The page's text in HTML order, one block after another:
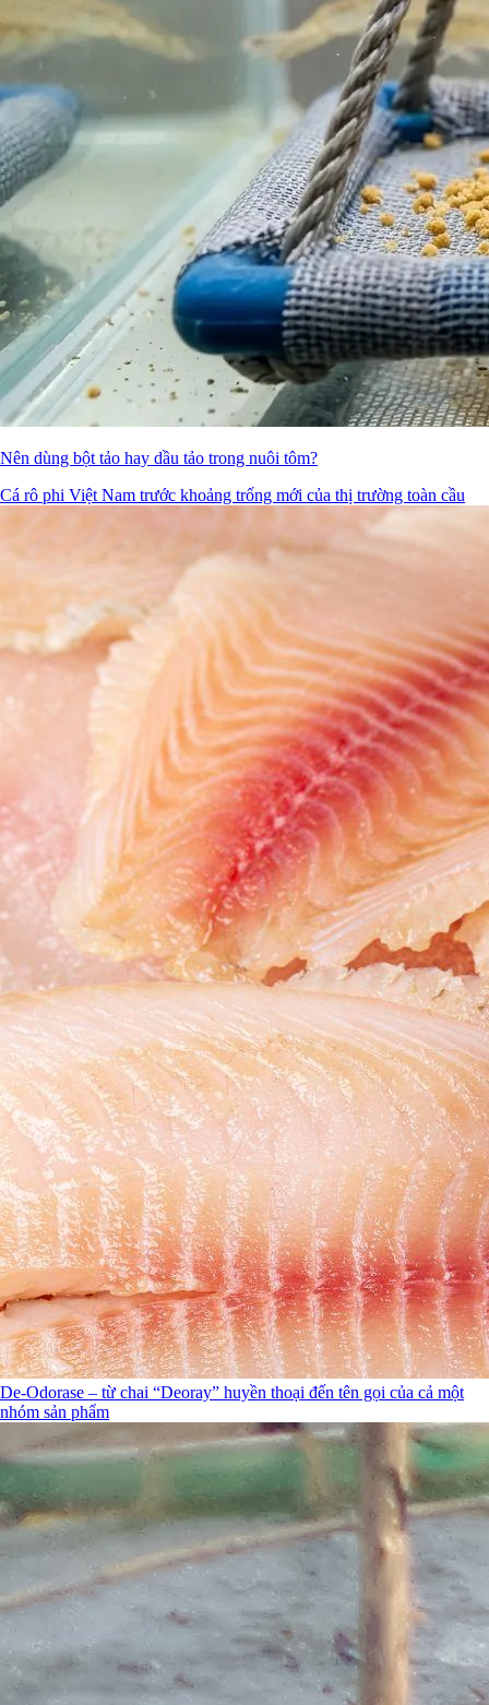
Nên dùng bột tảo hay dầu tảo trong nuôi tôm?
Cá rô phi Việt Nam trước khoảng trống mới của thị trường toàn cầu
De-Odorase – từ chai “Deoray” huyền thoại đến tên gọi của cả một
nhóm sản phẩm